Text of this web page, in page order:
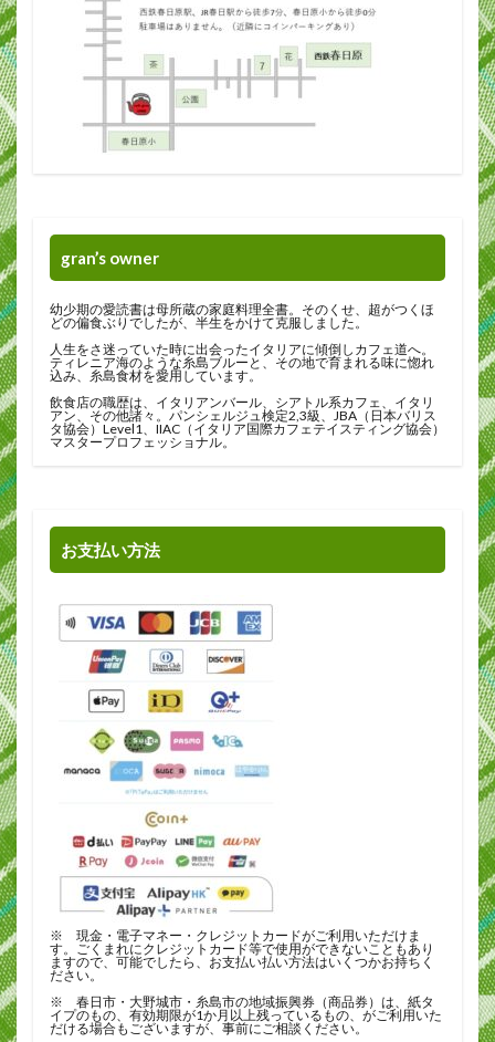
gran’s owner
幼少期の愛読書は母所蔵の家庭料理全書。そのくせ、超がつくほ
どの偏食ぶりでしたが、半生をかけて克服しました。
人生をさ迷っていた時に出会ったイタリアに傾倒しカフェ道へ。
ティレニア海のような糸島ブルーと、その地で育まれる味に惚れ
込み、糸島食材を愛用しています。
飲食店の職歴は、イタリアンバール、シアトル系カフェ、イタリ
アン、その他諸々。パンシェルジュ検定2,3級、JBA（日本バリス
タ協会）Level1、IIAC（イタリア国際カフェテイスティング協会）
マスタープロフェッショナル。
お支払い方法
※ 現金・電子マネー・クレジットカードがご利用いただけま
す。ごくまれにクレジットカード等で使用ができないこともあり
ますので、可能でしたら、お支払い払い方法はいくつかお持ちく
ださい。
※ 春日市・大野城市・糸島市の地域振興券（商品券）は、紙タ
イプのもの、有効期限が1か月以上残っているもの、がご利用いた
だける場合もございますが、事前にご相談ください。